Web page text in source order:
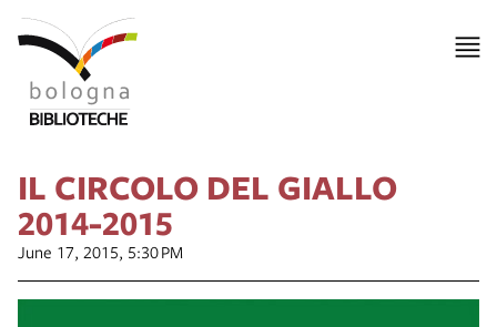
IL CIRCOLO DEL GIALLO
2014-2015
June 17, 2015, 5:30 PM